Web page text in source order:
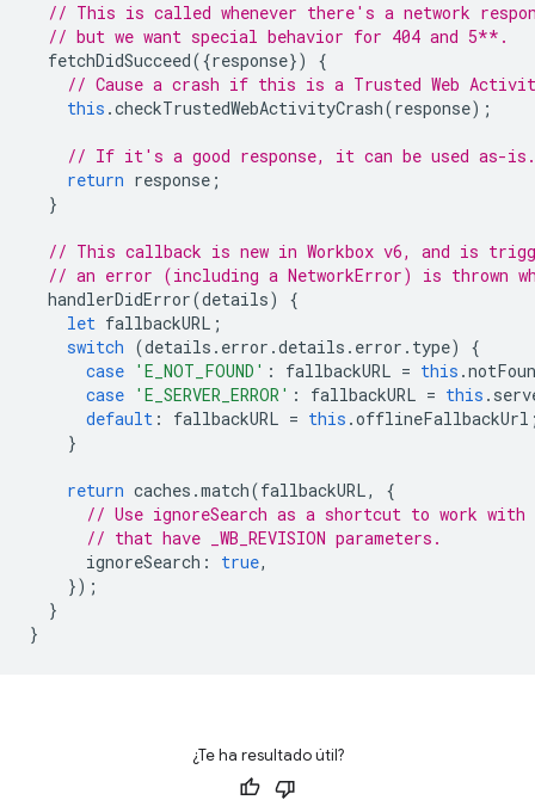
// This is called whenever there's a network
// but we want special behavior for 404 and 5**.
fetchDidSucceed({response})
{
// Cause a crash if this is a Trusted Web
this .checkTrustedWebActivityCrash(response);
// If it's a good response, it can be used as-is.
return response ;
}
// This callback is new in Workbox v6, and is
// an error (including a NetworkError) is thrown
handlerDidError(details)
{
let fallbackURL ;
switch (details . error .details . error . type)
{
case 'E_NOT_FOUND' : fallbackURL = this .
case 'E_SERVER_ERROR' : fallbackURL = this .
default : fallbackURL = this .offlineFallbackUrl
}
return caches .match(fallbackURL,
{
// Use ignoreSearch as a shortcut to work with
// that have _WB_REVISION parameters.
ignoreSearch : true,
});
}
}
¿Te ha resultado útil?